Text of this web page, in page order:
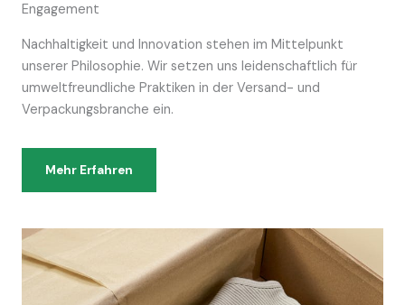
Engagement
Nachhaltigkeit und Innovation stehen im Mittelpunkt
unserer Philosophie. Wir setzen uns leidenschaftlich für
umweltfreundliche Praktiken in der Versand- und
Verpackungsbranche ein.
Mehr Erfahren